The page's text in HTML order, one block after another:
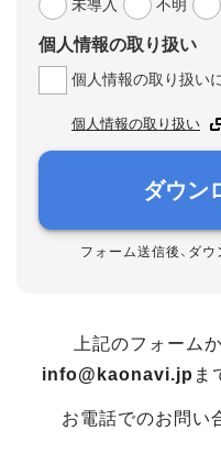
未導入
不明
個人情報の取り扱い
個人情報の取り扱い
個人情報の取り扱い
ダウン
フォーム送信後、ダ
上記のフォーム
info@kaonavi.jp ま
お電話でのお問い